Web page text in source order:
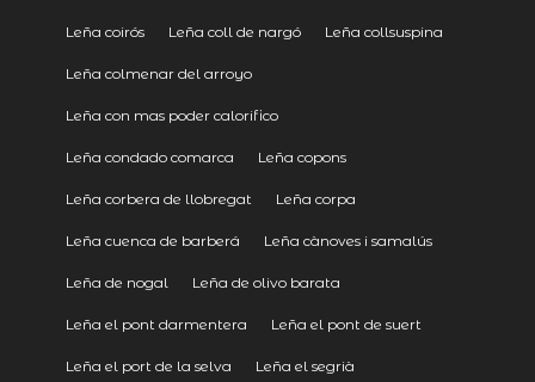
Leña coirós Leña coll de nargó Leña collsuspina
Leña colmenar del arroyo
Leña con mas poder calorifico
Leña condado comarca Leña copons
Leña corbera de llobregat Leña corpa
Leña cuenca de barberá Leña cànoves i samalús
Leña de nogal Leña de olivo barata
Leña el pont darmentera Leña el pont de suert
Leña el port de la selva Leña el segrià